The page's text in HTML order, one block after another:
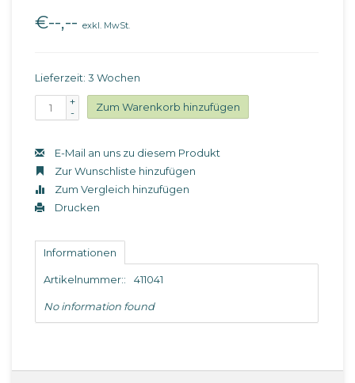
€--,-- exkl. MwSt.
Lieferzeit: 3 Wochen
+
-
Zum Warenkorb hinzufügen
E-Mail an uns zu diesem Produkt
Zur Wunschliste hinzufügen
Zum Vergleich hinzufügen
Drucken
Informationen
Artikelnummer:: 411041
No information found